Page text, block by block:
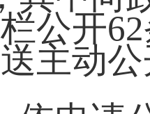
公开
主动